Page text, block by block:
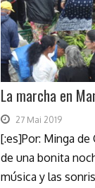
La marcha en
27 Mai 2019
[:es]Por: Minga
de una bonita
música y las